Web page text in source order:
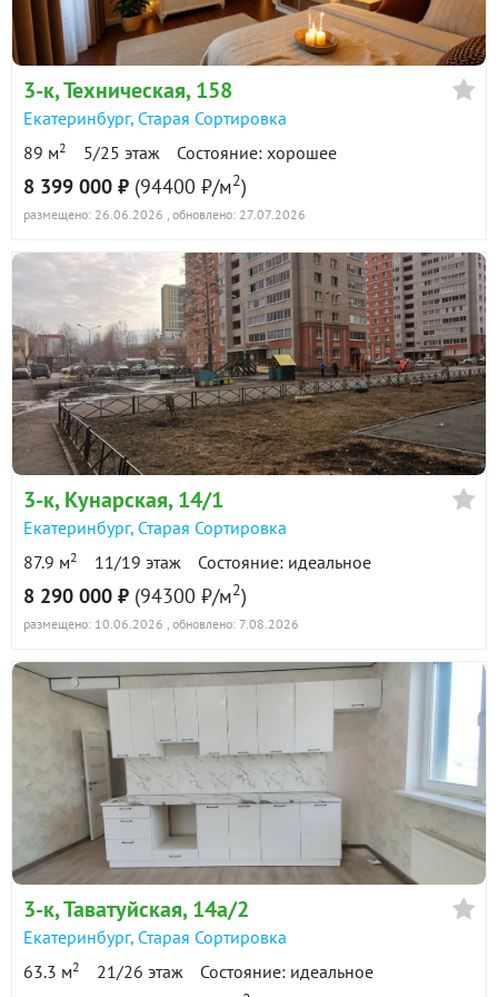
в продаже 137300 ₽/м²
Показать всю историю: 30 предложений →
3-к, Техническая, 158
Екатеринбург, Старая Сортировка
89 м2 5/25 этаж Состояние: хорошее
8 399 000 ₽ (94400 ₽/м2)
размещено: 26.06.2026 , обновлено: 27.07.2026
3-к, Кунарская, 14/1
Екатеринбург, Старая Сортировка
87.9 м2 11/19 этаж Состояние: идеальное
8 290 000 ₽ (94300 ₽/м2)
размещено: 10.06.2026 , обновлено: 7.08.2026
3-к, Таватуйская, 14а/2
Екатеринбург, Старая Сортировка
63.3 м2 21/26 этаж Состояние: идеальное